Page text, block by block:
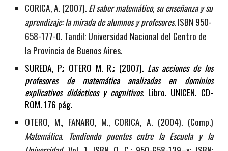
CORICA, A. (2007).El saber matemático, su enseñanza y su
aprendizaje: la mirada de alumnos y profesores. ISBN 950-
658-177-0. Tandil: Universidad Nacional del Centro de
la Provincia de Buenos Aires.
SUREDA, P.; OTERO M. R.; (2007). Las acciones de los
profesores de matemática analizadas en dominios
explicativos didácticos y cognitivos. Libro. UNICEN. CD-
ROM. 176 pág.
OTERO, M., FANARO, M., CORICA, A. (2004). (Comp.)
Matemática. Tendiendo puentes entre la Escuela y la